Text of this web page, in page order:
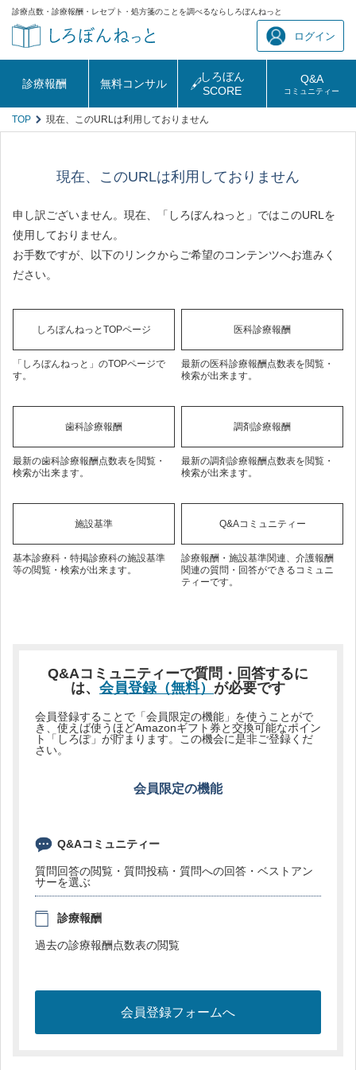
診療点数・診療報酬・レセプト・処方箋のことを調べるならしろぼんねっと
ログイン
診療報酬 無料コンサル
しろぼん
SCORE
Q&A
コミュニティー
TOP 現在、このURLは利用しておりません
現在、このURLは利用しておりません
申し訳ございません。現在、「しろぼんねっと」ではこのURLを
使用しておりません。
お手数ですが、以下のリンクからご希望のコンテンツへお進みく
ださい。
しろぼんねっとTOPページ
「しろぼんねっと」のTOPページで
す。
医科診療報酬
最新の医科診療報酬点数表を閲覧・
検索が出来ます。
歯科診療報酬
最新の歯科診療報酬点数表を閲覧・
検索が出来ます。
調剤診療報酬
最新の調剤診療報酬点数表を閲覧・
検索が出来ます。
施設基準
基本診療科・特掲診療科の施設基準
等の閲覧・検索が出来ます。
Q&Aコミュニティー
診療報酬・施設基準関連、介護報酬
関連の質問・回答ができるコミュニ
ティーです。
Q&Aコミュニティーで質問・回答するに
は、 会員登録（無料） が必要です
会員登録することで「会員限定の機能」を使うことがで
き、使えば使うほどAmazonギフト券と交換可能なポイン
ト「しろぽ」が貯まります。この機会に是非ご登録くだ
さい。
会員限定の機能
Q&Aコミュニティー
質問回答の閲覧・質問投稿・質問への回答・ベストアン
サーを選ぶ
診療報酬
過去の診療報酬点数表の閲覧
会員登録フォームへ